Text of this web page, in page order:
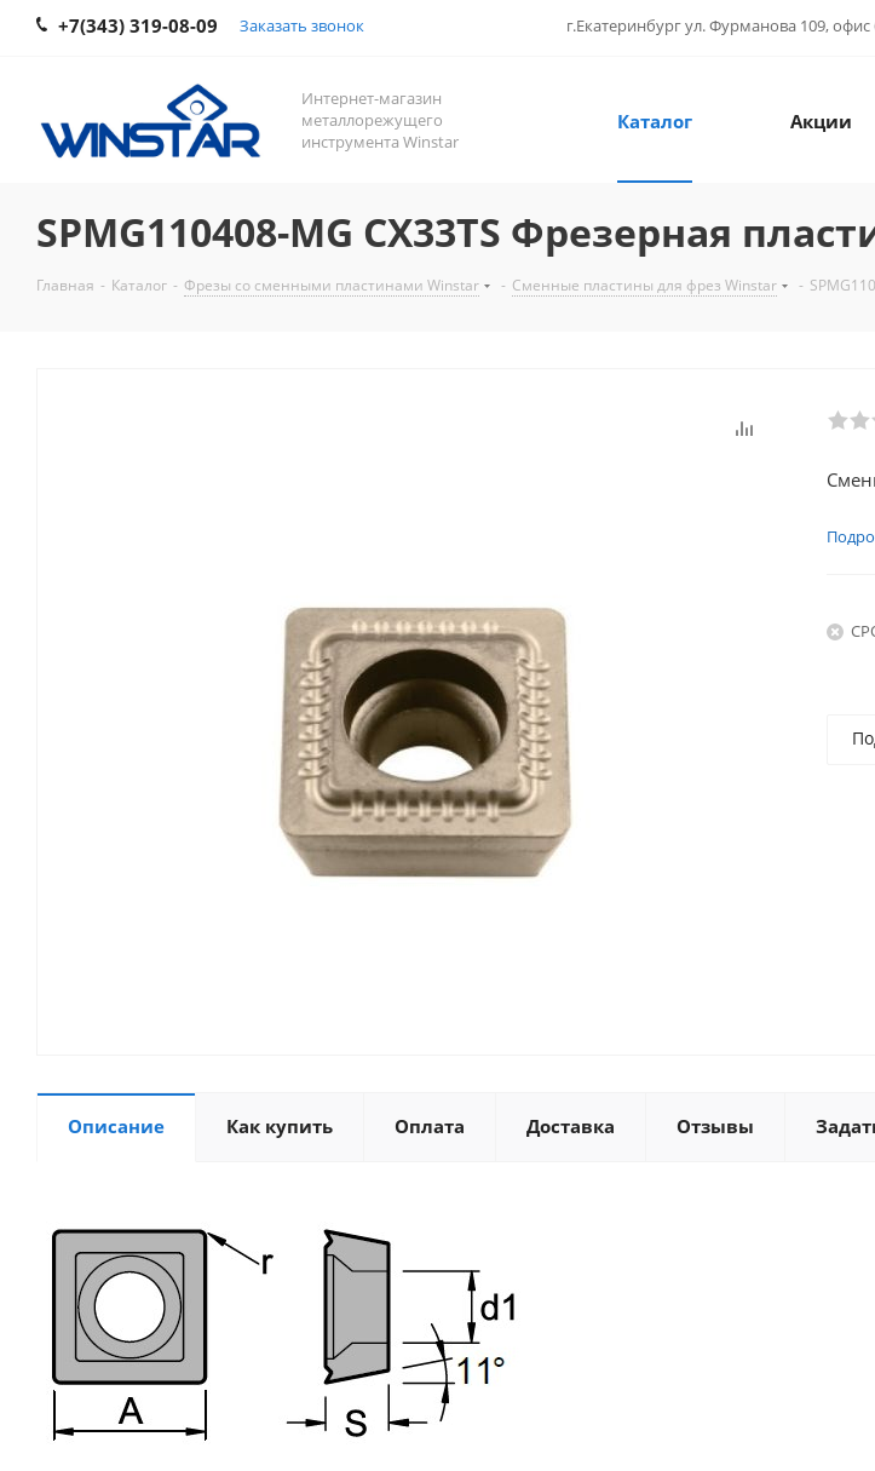
+7(343) 319-08-09 Заказать звонок г.Екатеринбург ул. Фурманова 109, офис
Интернет-магазин
металлорежущего
инструмента Winstar
Каталог Акции
SPMG110408-MG CX33TS Фрезерная
Главная - Каталог - Фрезы со сменными пластинами Winstar - Сменные пластины для фрез Winstar -
Описание Как купить Оплата Доставка Отзывы